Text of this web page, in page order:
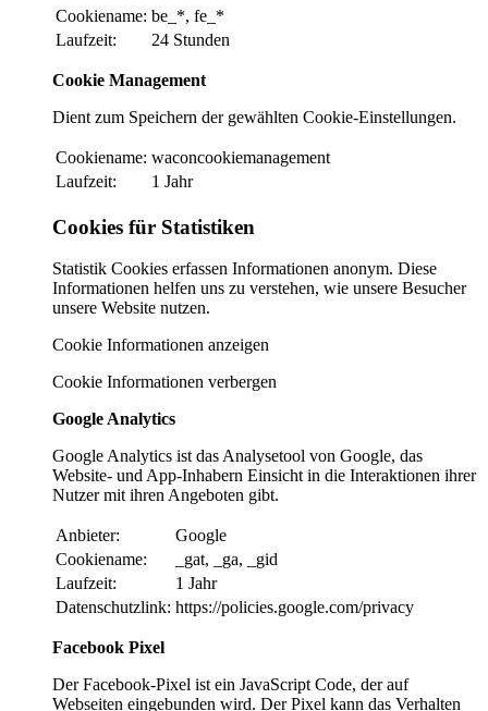
Cookiename: be_*, fe_*
Laufzeit:
24 Stunden
Cookie Management
Dient zum Speichern der gewählten Cookie-Einstellungen.
Cookiename: waconcookiemanagement
Laufzeit:
1 Jahr
Cookies für Statistiken
Statistik Cookies erfassen Informationen anonym. Diese
Informationen helfen uns zu verstehen, wie unsere Besucher
unsere Website nutzen.
Cookie Informationen anzeigen
Cookie Informationen verbergen
Google Analytics
Google Analytics ist das Analysetool von Google, das
Website- und App-Inhabern Einsicht in die Interaktionen ihrer
Nutzer mit ihren Angeboten gibt.
Anbieter:
Google
Cookiename:
_gat, _ga, _gid
Laufzeit:
1 Jahr
Datenschutzlink: https://policies.google.com/privacy
Facebook Pixel
Der Facebook-Pixel ist ein JavaScript Code, der auf
Webseiten eingebunden wird. Der Pixel kann das Verhalten